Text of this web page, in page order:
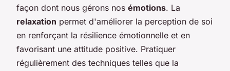
façon dont nous gérons nos émotions. La
relaxation permet d'améliorer la perception de soi
en renforçant la résilience émotionnelle et en
favorisant une attitude positive. Pratiquer
régulièrement des techniques telles que la